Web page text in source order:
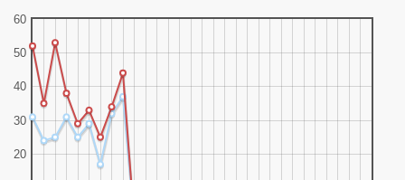
20
30
40
50
60